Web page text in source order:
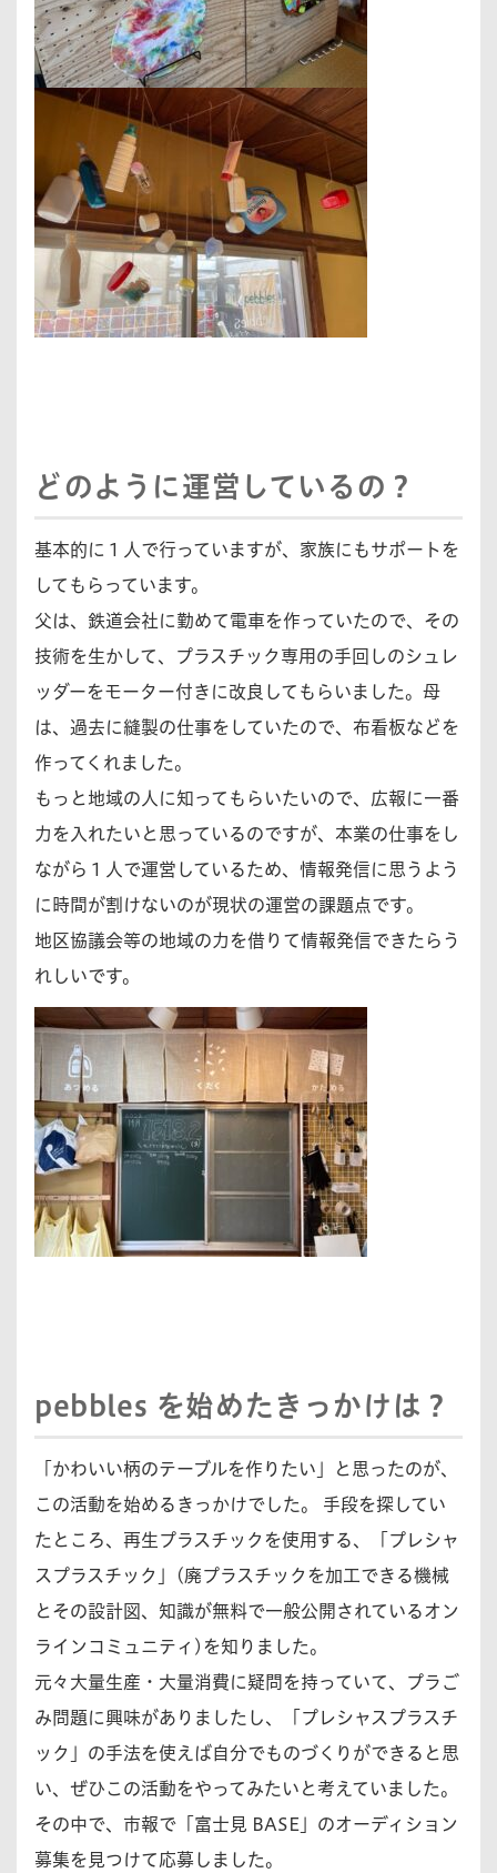
どのように運営しているの？
基本的に１人で行っていますが、家族にもサポートを
してもらっています。
父は、鉄道会社に勤めて電車を作っていたので、その
技術を生かして、プラスチック専用の手回しのシュレ
ッダーをモーター付きに改良してもらいました。母
は、過去に縫製の仕事をしていたので、布看板などを
作ってくれました。
もっと地域の人に知ってもらいたいので、広報に一番
力を入れたいと思っているのですが、本業の仕事をし
ながら１人で運営しているため、情報発信に思うよう
に時間が割けないのが現状の運営の課題点です。
地区協議会等の地域の力を借りて情報発信できたらう
れしいです。
pebbles を始めたきっかけは？
「かわいい柄のテーブルを作りたい」と思ったのが、
この活動を始めるきっかけでした。 手段を探してい
たところ、再生プラスチックを使用する、「プレシャ
スプラスチック」(廃プラスチックを加工できる機械
とその設計図、知識が無料で一般公開されているオン
ラインコミュニティ)を知りました。
元々大量生産・大量消費に疑問を持っていて、プラご
み問題に興味がありましたし、「プレシャスプラスチ
ック」の手法を使えば自分でものづくりができると思
い、ぜひこの活動をやってみたいと考えていました。
その中で、市報で「富士見 BASE」のオーディション
募集を見つけて応募しました。